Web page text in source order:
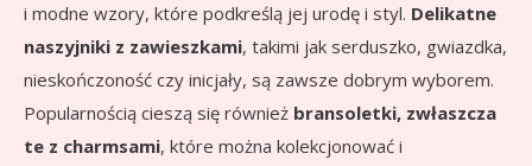
i modne wzory, które podkreślą jej urodę i styl. Delikatne
naszyjniki z zawieszkami, takimi jak serduszko, gwiazdka,
nieskończoność czy inicjały, są zawsze dobrym wyborem.
Popularnością cieszą się również bransoletki, zwłaszcza
te z charmsami, które można kolekcjonować i